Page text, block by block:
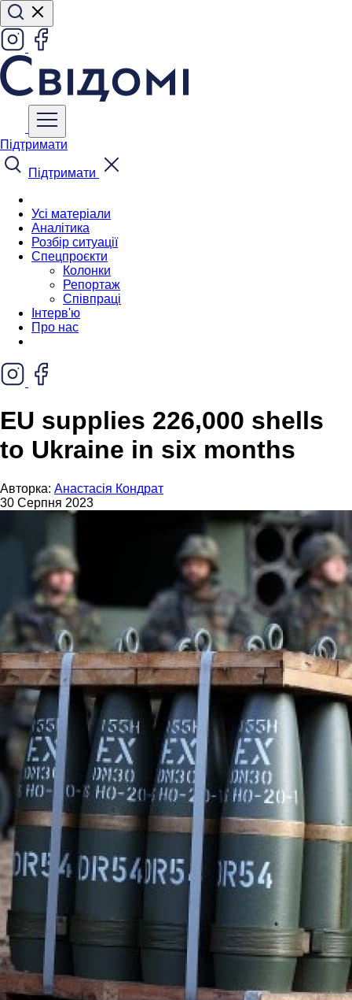
Підтримати
Підтримати
Усі матеріали
Аналітика
Розбір ситуації
Спецпроєкти
Колонки
Репортаж
Співпраці
Інтерв'ю
Про нас
EU supplies 226,000 shells
to Ukraine in six months
Авторка: Анастасія Кондрат
30 Серпня 2023